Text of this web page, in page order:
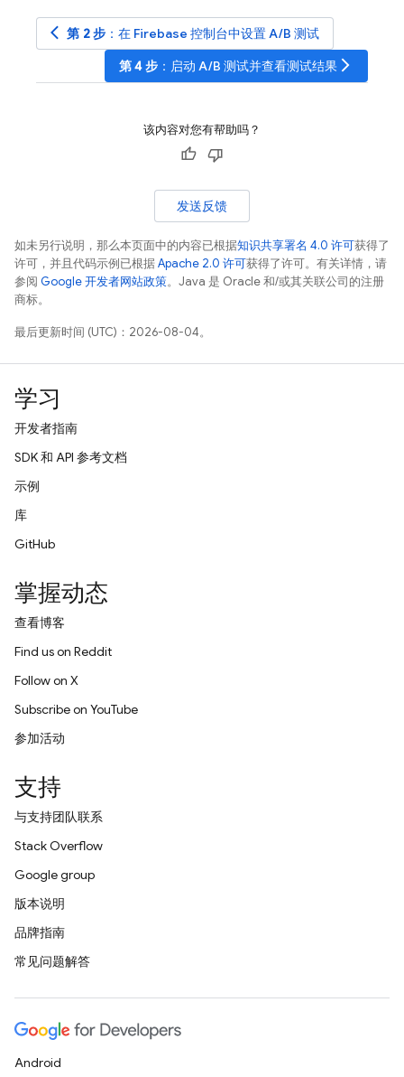
arrow_back_ios 第 2 步 ：在 Firebase 控制台中设置 A/B 测试
第 4 步 ：启动 A/B 测试并查看测试结果 arrow_forward_ios
该内容对您有帮助吗？
发送反馈
如未另行说明，那么本页面中的内容已根据知识共享署名 4.0 许可获得了
许可，并且代码示例已根据Apache 2.0 许可获得了许可。有关详情，请
参阅 Google 开发者网站政策。Java 是 Oracle 和/或其关联公司的注册
商标。
最后更新时间 (UTC)：2026-08-04。
学习
开发者指南
SDK 和 API 参考文档
示例
库
GitHub
掌握动态
查看博客
Find us on Reddit
Follow on X
Subscribe on YouTube
参加活动
支持
与支持团队联系
Stack Overflow
Google group
版本说明
品牌指南
常见问题解答
Android